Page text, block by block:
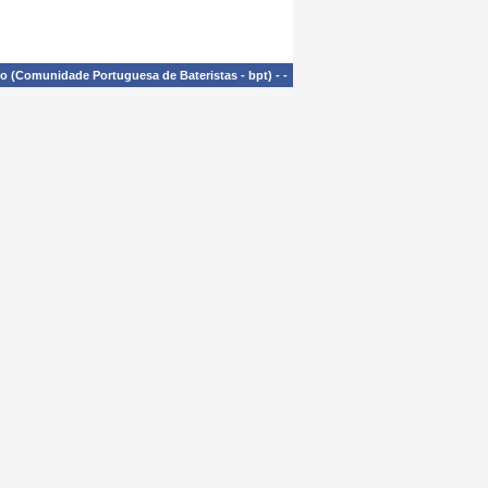
(Comunidade Portuguesa de Bateristas - bpt) - -